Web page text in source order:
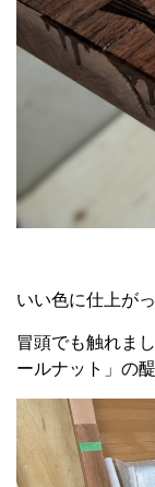
いい色に仕上が
冒頭でも触れま
ールナット」の